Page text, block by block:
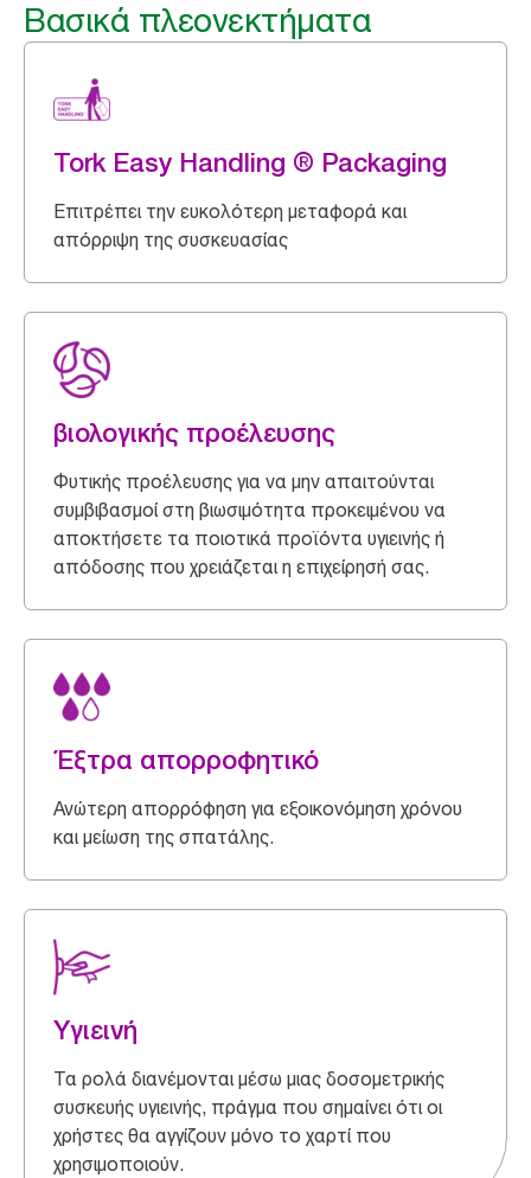
Βασικά πλεονεκτήματα
Tork Easy Handling ® Packaging
Επιτρέπει την ευκολότερη μεταφορά και
απόρριψη της συσκευασίας
βιολογικής προέλευσης
Φυτικής προέλευσης για να μην απαιτούνται
συμβιβασμοί στη βιωσιμότητα προκειμένου να
αποκτήσετε τα ποιοτικά προϊόντα υγιεινής ή
απόδοσης που χρειάζεται η επιχείρησή σας.
Έξτρα απορροφητικό
Ανώτερη απορρόφηση για εξοικονόμηση χρόνου
και μείωση της σπατάλης.
Υγιεινή
Τα ρολά διανέμονται μέσω μιας δοσομετρικής
συσκευής υγιεινής, πράγμα που σημαίνει ότι οι
χρήστες θα αγγίζουν μόνο το χαρτί που
χρησιμοποιούν.